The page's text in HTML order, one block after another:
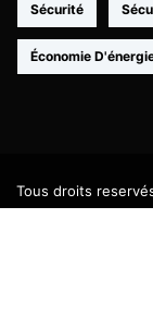
Sécurité
Économie
Tous droits